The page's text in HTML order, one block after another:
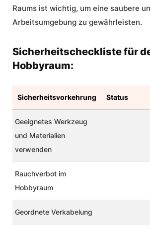
Raums ist wichtig, um eine saubere
Arbeitsumgebung zu gewährleisten.
Sicherheitscheckliste für
Hobbyraum:
Sicherheitsvorkehrung Status
Geeignetes Werkzeug
und Materialien
verwenden
Rauchverbot im
Hobbyraum
Geordnete Verkabelung